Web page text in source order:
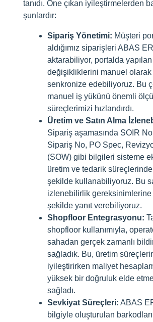
tanıdı. Öne çıkan iyileştirmelerden
şunlardır:
Sipariş Yönetimi: Müşteri
aldığımız siparişleri ABAS
aktarabiliyor, portalda
değişikliklerini manuel
senkronize edebiliyoruz. Bu
manuel iş yükünü önemli
süreçlerimizi hızlandırdı.
Üretim ve Satın Alma
Sipariş aşamasında SOIR
Sipariş No, PO Spec,
(SOW) gibi bilgileri sisteme
üretim ve tedarik
şekilde kullanabiliyoruz. Bu
izlenebilirlik
şekilde yanıt verebiliyoruz.
Shopfloor Entegrasyonu:
shopfloor kullanımıyla,
sahadan gerçek zamanlı
sağladık. Bu, üretim
iyileştirirken maliyet
yüksek bir doğruluk elde
sağladı.
Sevkiyat Süreçleri: ABAS
bilgiyle oluşturulan